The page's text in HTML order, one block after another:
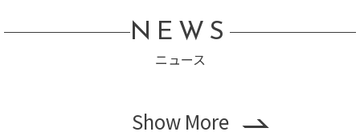
NEWS
ニュース
Show More